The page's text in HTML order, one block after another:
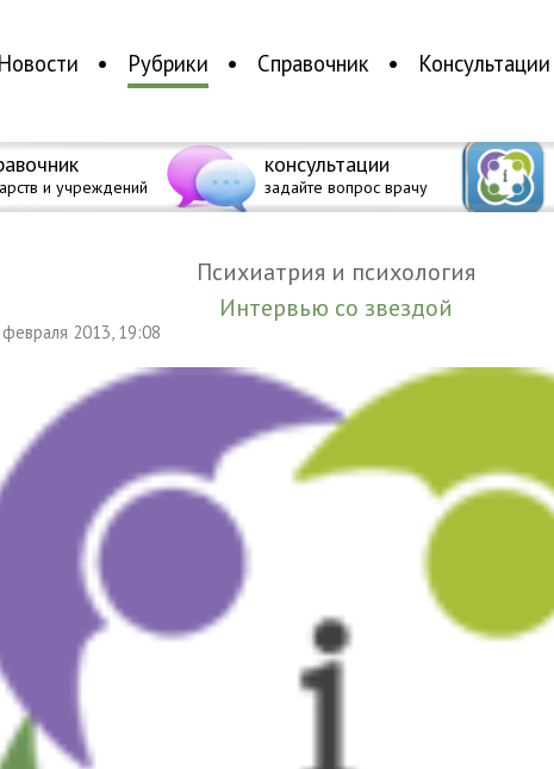
Новости Рубрики Справочник Консультации
и учреждений
консультации
задайте вопрос врачу
Психиатрия и психология
Интервью со звездой
февраля 2013, 19:08